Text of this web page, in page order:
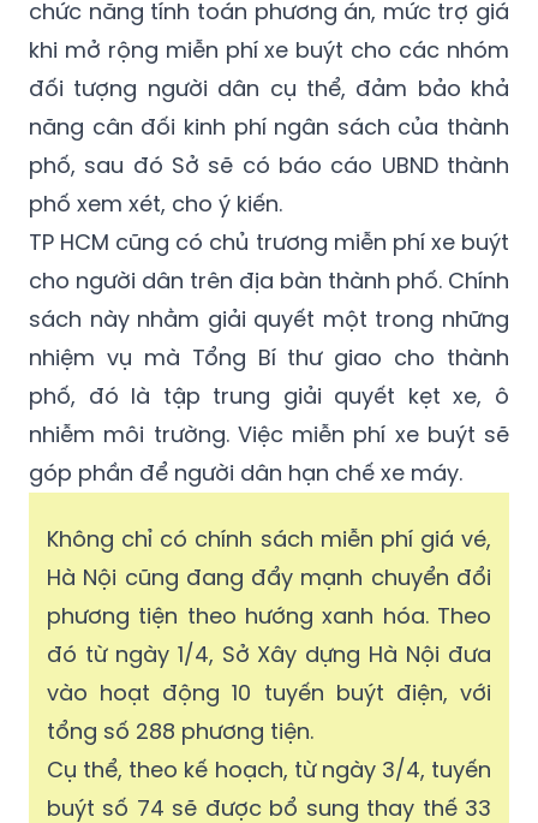
chức năng tính toán phương án, mức trợ giá
khi mở rộng miễn phí xe buýt cho các nhóm
đối tượng người dân cụ thể, đảm bảo khả
năng cân đối kinh phí ngân sách của thành
phố, sau đó Sở sẽ có báo cáo UBND thành
phố xem xét, cho ý kiến.
TP HCM cũng có chủ trương miễn phí xe buýt
cho người dân trên địa bàn thành phố. Chính
sách này nhằm giải quyết một trong những
nhiệm vụ mà Tổng Bí thư giao cho thành
phố, đó là tập trung giải quyết kẹt xe, ô
nhiễm môi trường. Việc miễn phí xe buýt sẽ
góp phần để người dân hạn chế xe máy.
Không chỉ có chính sách miễn phí giá vé,
Hà Nội cũng đang đẩy mạnh chuyển đổi
phương tiện theo hướng xanh hóa. Theo
đó từ ngày 1/4, Sở Xây dựng Hà Nội đưa
vào hoạt động 10 tuyến buýt điện, với
tổng số 288 phương tiện.
Cụ thể, theo kế hoạch, từ ngày 3/4, tuyến
buýt số 74 sẽ được bổ sung thay thế 33